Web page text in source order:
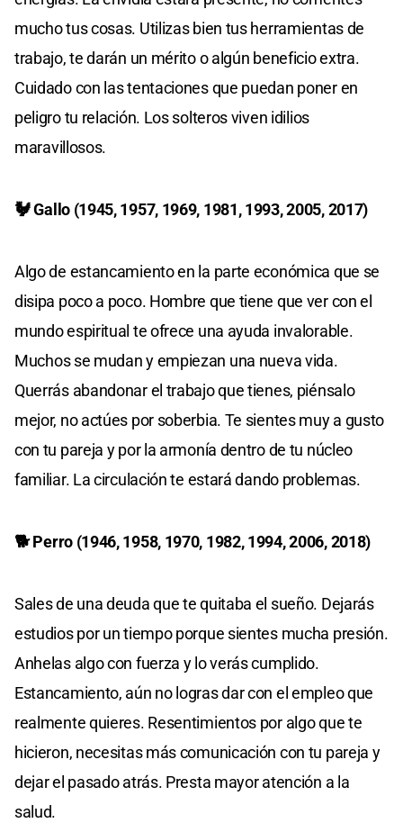
mucho tus cosas. Utilizas bien tus herramientas de
trabajo, te darán un mérito o algún beneficio extra.
Cuidado con las tentaciones que puedan poner en
peligro tu relación. Los solteros viven idilios
maravillosos.
🐓 Gallo (1945, 1957, 1969, 1981, 1993, 2005, 2017)
Algo de estancamiento en la parte económica que se
disipa poco a poco. Hombre que tiene que ver con el
mundo espiritual te ofrece una ayuda invalorable.
Muchos se mudan y empiezan una nueva vida.
Querrás abandonar el trabajo que tienes, piénsalo
mejor, no actúes por soberbia. Te sientes muy a gusto
con tu pareja y por la armonía dentro de tu núcleo
familiar. La circulación te estará dando problemas.
🐕 Perro (1946, 1958, 1970, 1982, 1994, 2006, 2018)
Sales de una deuda que te quitaba el sueño. Dejarás
estudios por un tiempo porque sientes mucha presión.
Anhelas algo con fuerza y lo verás cumplido.
Estancamiento, aún no logras dar con el empleo que
realmente quieres. Resentimientos por algo que te
hicieron, necesitas más comunicación con tu pareja y
dejar el pasado atrás. Presta mayor atención a la
salud.